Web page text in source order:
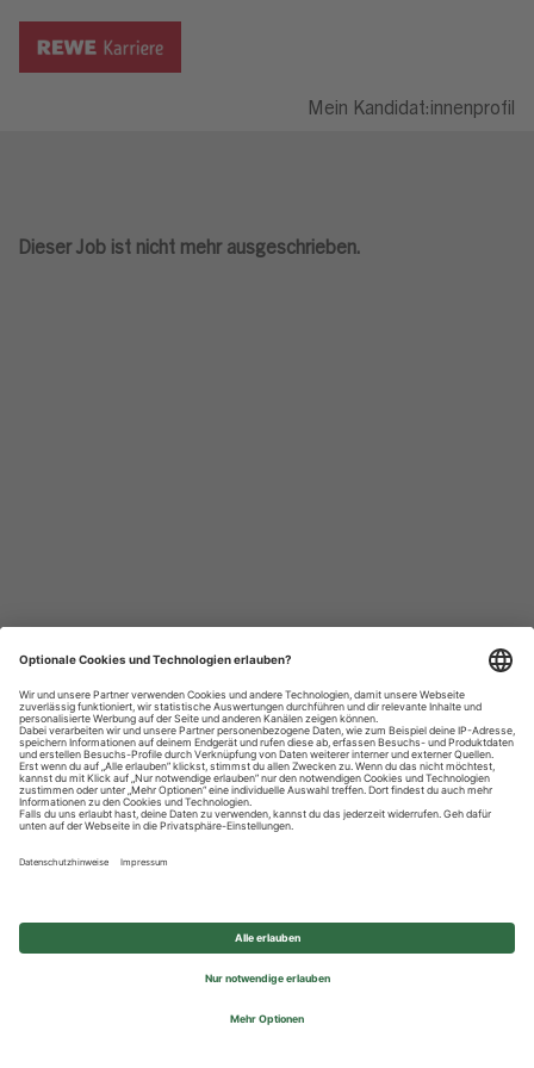
Mein Kandidat:innenprofil
Dieser Job ist nicht mehr ausgeschrieben.
Datenschutzhinweise
Impressum
Privatsphäre-Einstellungen
© 2026 REWE Group - All rights reserved